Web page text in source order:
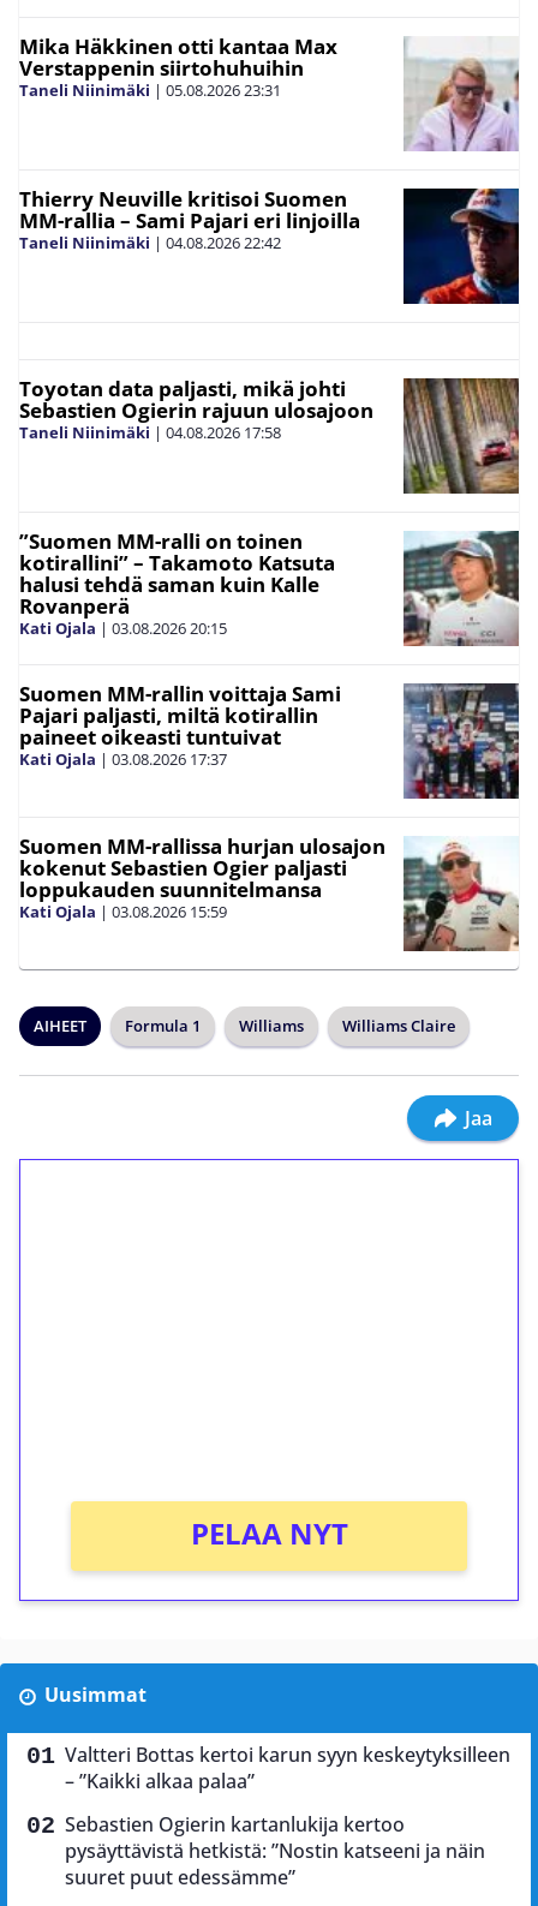
Mika Häkkinen otti kantaa Max
Verstappenin siirtohuhuihin
Taneli Niinimäki | 05.08.202623:31
Thierry Neuville kritisoi Suomen
MM-rallia – Sami Pajari eri linjoilla
Taneli Niinimäki | 04.08.202622:42
Toyotan data paljasti, mikä johti
Sebastien Ogierin rajuun ulosajoon
Taneli Niinimäki | 04.08.2026 17:58
”Suomen MM-ralli on toinen
kotirallini” – Takamoto Katsuta
halusi tehdä saman kuin Kalle
Rovanperä
Kati Ojala | 03.08.202620:15
Suomen MM-rallin voittaja Sami
Pajari paljasti, miltä kotirallin
paineet oikeasti tuntuivat
Kati Ojala | 03.08.2026 17:37
Suomen MM-rallissa hurjan ulosajon
kokenut Sebastien Ogier paljasti
loppukauden suunnitelmansa
Kati Ojala | 03.08.2026 15:59
AIHEET Formula 1 Williams Williams Claire
Jaa
PELAA NYT
Uusimmat
Valtteri Bottas kertoi karun syyn keskeytyksilleen
– ”Kaikki alkaa palaa”
Sebastien Ogierin kartanlukija kertoo
pysäyttävistä hetkistä: ”Nostin katseeni ja näin
suuret puut edessämme”